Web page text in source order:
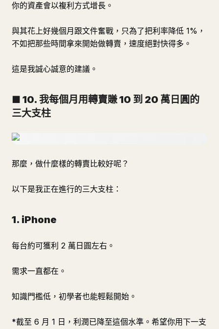
你的資產會以複利方式增長。
與其花上好幾個月跟文件奮戰，只為了把利率降低 1%，
不如把那些時間拿來開始做轉賣，速度絕對快得多。
這是我誠心誠意的建議。
■ 10. 我每個月用轉賣賺 10 到 20 萬日圓的
三大支柱
那麼，做什麼樣的轉賣比較好呢？
以下是我正在進行的三大支柱：
1. iPhone
每台約可獲利 2 萬日圓左右。
需求一直都在。
知識門檻低，初學者也能輕鬆開始。
*截至 6 月 1 日，利潤已降至這個水準。希望你用下一支